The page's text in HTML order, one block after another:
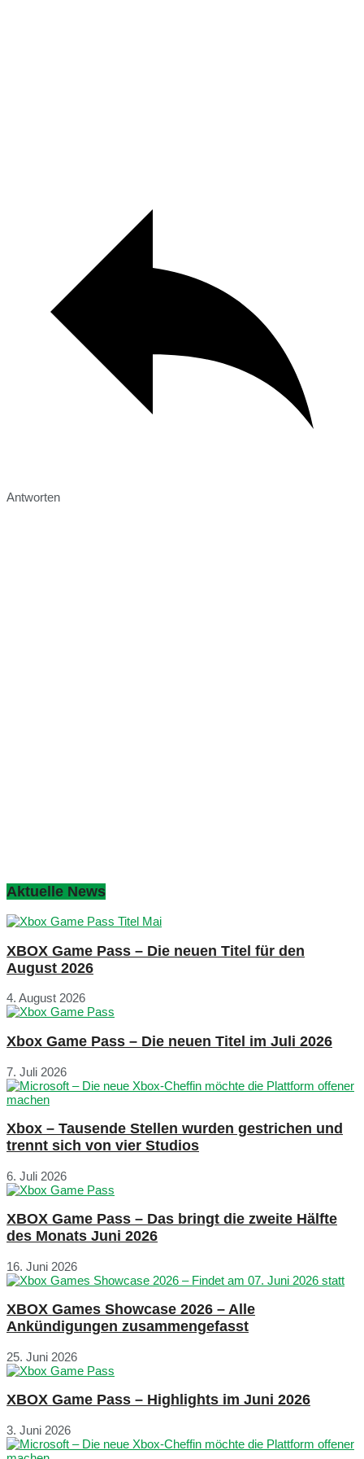
Antworten
Aktuelle News
XBOX Game Pass – Die neuen Titel für den
August 2026
4. August 2026
Xbox Game Pass – Die neuen Titel im Juli 2026
7. Juli 2026
Xbox – Tausende Stellen wurden gestrichen und
trennt sich von vier Studios
6. Juli 2026
XBOX Game Pass – Das bringt die zweite Hälfte
des Monats Juni 2026
16. Juni 2026
XBOX Games Showcase 2026 – Alle
Ankündigungen zusammengefasst
25. Juni 2026
XBOX Game Pass – Highlights im Juni 2026
3. Juni 2026